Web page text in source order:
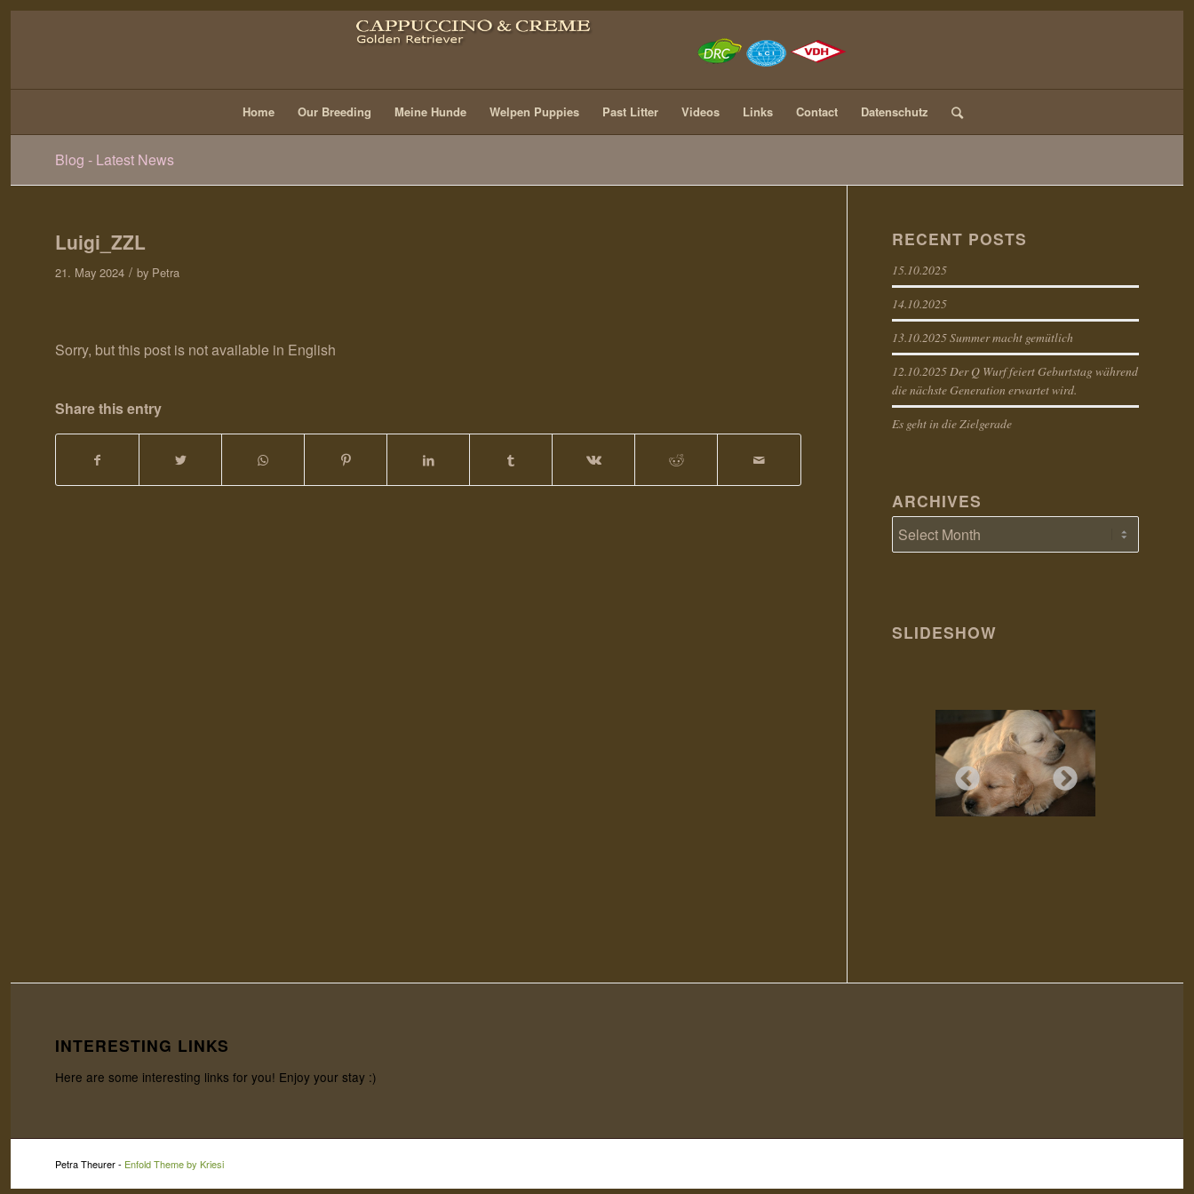
Home Our Breeding Meine Hunde Welpen Puppies Past Litter Videos Links Contact Datenschutz
Blog - Latest News
Luigi_ZZL
21. May 2024 / by Petra
Sorry, but this post is not available in English
Share this entry
RECENT POSTS
15.10.2025
14.10.2025
13.10.2025 Summer macht gemütlich
12.10.2025 Der Q Wurf feiert Geburtstag während
die nächste Generation erwartet wird.
Es geht in die Zielgerade
ARCHIVES
SLIDESHOW
INTERESTING LINKS
Here are some interesting links for you! Enjoy your stay :)
Petra Theurer - Enfold Theme by Kriesi